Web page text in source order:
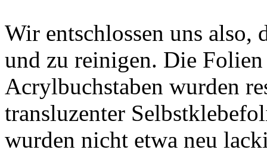
Wir entschlossen uns also,
und zu reinigen. Die
Acrylbuchstaben wurden
transluzenter
wurden nicht etwa neu